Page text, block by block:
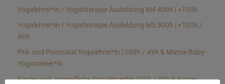
Yogalehrer*in / Yogatherapie Ausbildung M4 400h | +100h
Yogalehrer*in / Yogatherapie Ausbildung M5 500h | +100h /
AYA
Prä- und Postnatal Yogalehrer*in | 100h / AYA & Mama-Baby-
Yogatrainer*in
Kinder und Jugendliche Yogalehrer*in 100h / AYA & Kinder